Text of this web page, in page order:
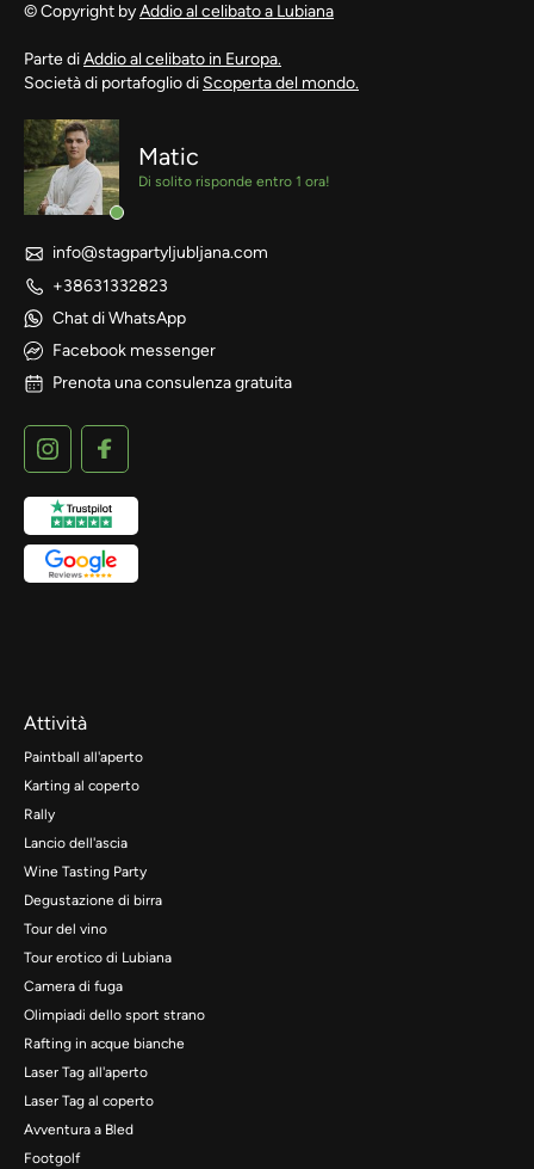
© Copyright byAddio al celibato a Lubiana
Parte diAddio al celibato in Europa.
Società di portafoglio di Scoperta del mondo.
Matic
Di solito risponde entro 1 ora!
info@stagpartyljubljana.com
+38631332823
Chat di WhatsApp
Facebook messenger
Prenota una consulenza gratuita
Attività
Paintball all'aperto
Karting al coperto
Rally
Lancio dell'ascia
Wine Tasting Party
Degustazione di birra
Tour del vino
Tour erotico di Lubiana
Camera di fuga
Olimpiadi dello sport strano
Rafting in acque bianche
Laser Tag all'aperto
Laser Tag al coperto
Avventura a Bled
Footgolf